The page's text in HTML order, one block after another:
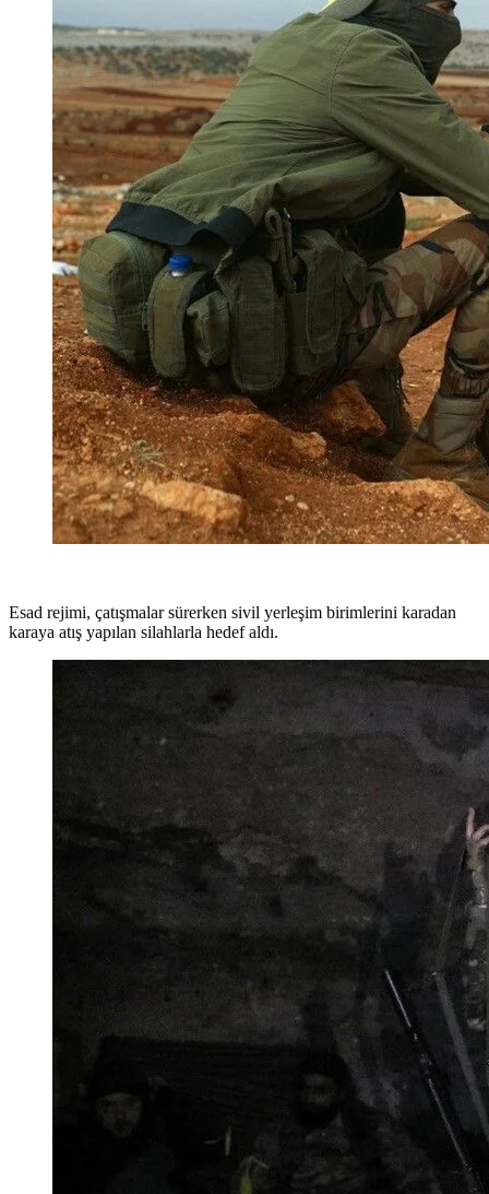
Esad rejimi, çatışmalar sürerken sivil yerleşim birimlerini karadan
karaya atış yapılan silahlarla hedef aldı.